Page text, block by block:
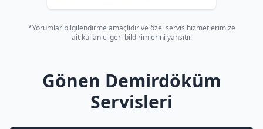
*Yorumlar bilgilendirme amaçlıdır ve özel servis hizmetlerimize
ait kullanıcı geri bildirimlerini yansıtır.
Gönen Demirdöküm
Servisleri